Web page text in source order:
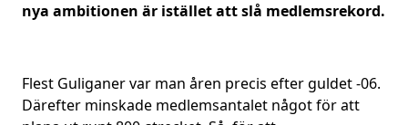
nya ambitionen är istället att slå medlemsrekord.
Flest Guliganer var man åren precis efter guldet -06.
Därefter minskade medlemsantalet något för att